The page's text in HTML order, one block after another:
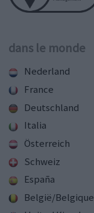
dans le monde
Nederland
France
Deutschland
Italia
Österreich
Schweiz
España
België/Belgique